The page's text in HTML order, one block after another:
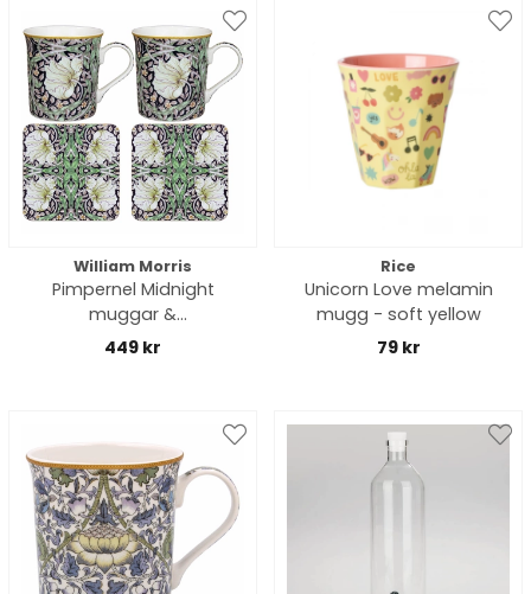
William Morris
Pimpernel Midnight
muggar &
glasunderlägg, 2-pack
449 kr
Rice
Unicorn Love melamin
mugg - soft yellow
79 kr